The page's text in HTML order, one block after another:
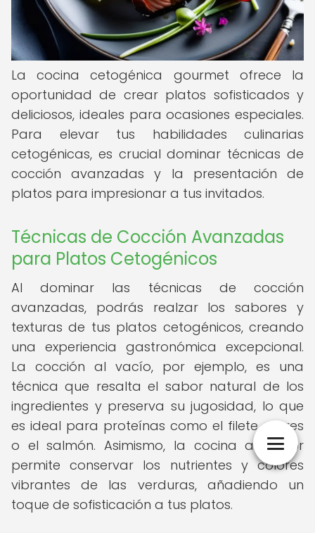
La cocina cetogénica gourmet ofrece la
oportunidad de crear platos sofisticados y
deliciosos, ideales para ocasiones especiales.
Para elevar tus habilidades culinarias
cetogénicas, es crucial dominar técnicas de
cocción avanzadas y la presentación de
platos para impresionar a tus invitados.
Técnicas de Cocción Avanzadas
para Platos Cetogénicos
Al dominar las técnicas de cocción
avanzadas, podrás realzar los sabores y
texturas de tus platos cetogénicos, creando
una experiencia gastronómica excepcional.
La cocción al vacío, por ejemplo, es una
técnica que resalta el sabor natural de los
ingredientes y preserva su jugosidad, lo que
es ideal para proteínas como el filete de res
o el salmón. Asimismo, la cocina al vapor
permite conservar los nutrientes y colores
vibrantes de las verduras, añadiendo un
toque de sofisticación a tus platos.